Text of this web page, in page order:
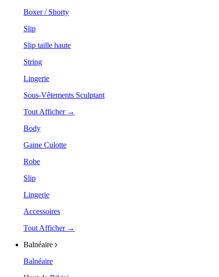
Boxer / Shorty
Slip
Slip taille haute
String
Lingerie
Sous-Vêtements Sculptant
Tout Afficher →
Body
Gaine Culotte
Robe
Slip
Lingerie
Accessoires
Tout Afficher →
Balnéaire
Balnéaire